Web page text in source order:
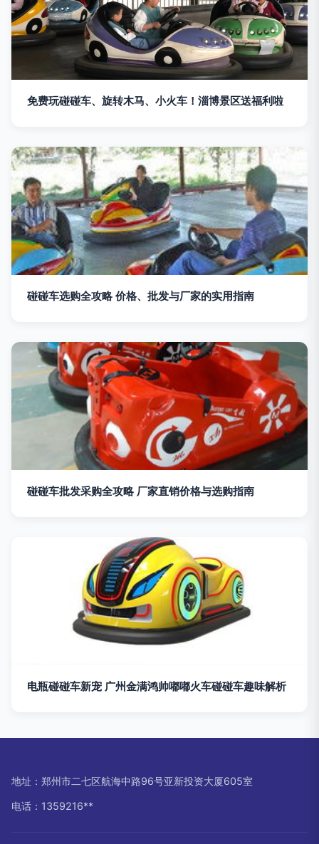
免费玩碰碰车、旋转木马、小火车！淄博景区送福利啦
碰碰车选购全攻略 价格、批发与厂家的实用指南
碰碰车批发采购全攻略 厂家直销价格与选购指南
电瓶碰碰车新宠 广州金满鸿帅嘟嘟火车碰碰车趣味解析
地址：郑州市二七区航海中路96号亚新投资大厦605室
电话：1359216**